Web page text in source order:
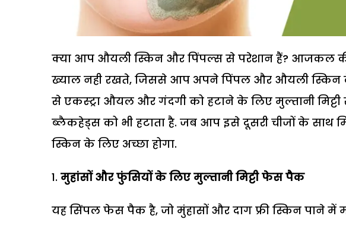
क्या आप औयली स्किन और पिंपल्स से परेशान हैं? आजकल
ख्याल नही रखते, जिससे आप अपने पिंपल और औयली
से एकस्ट्रा औयल और गंदगी को हटाने के लिए मुल्तानी
ब्लैकहेड्स को भी हटाता है. जब आप इसे दूसरी चीजों के साथ
स्किन के लिए अच्छा होगा.
मुहांसों और फुंसियों के लिए मुल्तानी मिट्टी फेस पैक
यह सिंपल फेस पैक है, जो मुंहासों और दाग फ्री स्किन पाने में